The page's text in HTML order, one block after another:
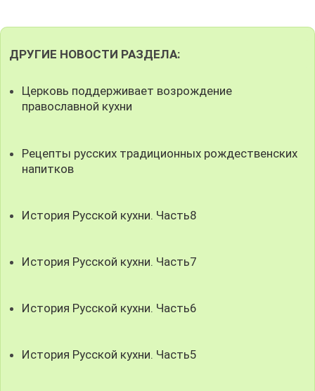
ДРУГИЕ НОВОСТИ РАЗДЕЛА:
Церковь поддерживает возрождение
православной кухни
Рецепты русских традиционных рождественских
напитков
История Русской кухни. Часть8
История Русской кухни. Часть7
История Русской кухни. Часть6
История Русской кухни. Часть5